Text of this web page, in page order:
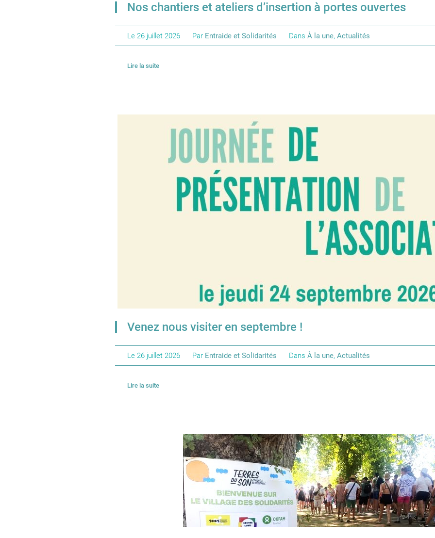
Nos chantiers et ateliers d’insertion à portes ouvertes
Le 26 juillet 2026 Par Entraide et Solidarités Dans À la une, Actualités
Lire la suite
Venez nous visiter en septembre !
Le 26 juillet 2026 Par Entraide et Solidarités Dans À la une, Actualités
Lire la suite